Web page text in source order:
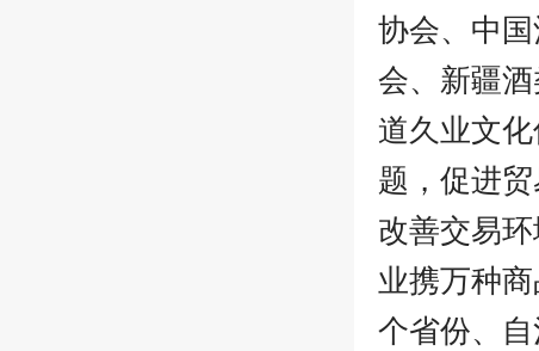
协会、中
会、新疆
道久业文
题，促进
改善交易
业携万种
个省份、